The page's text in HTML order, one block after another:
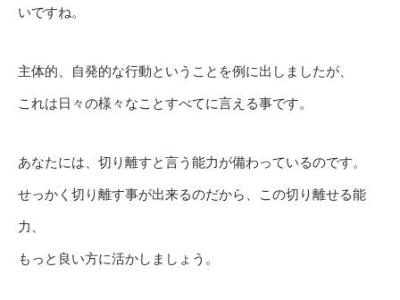
いですね。
主体的、自発的な行動ということを例に出しましたが、
これは日々の様々なことすべてに言える事です。
あなたには、切り離すと言う能力が備わっているのです。
せっかく切り離す事が出来るのだから、この切り離せる能
力、
もっと良い方に活かしましょう。